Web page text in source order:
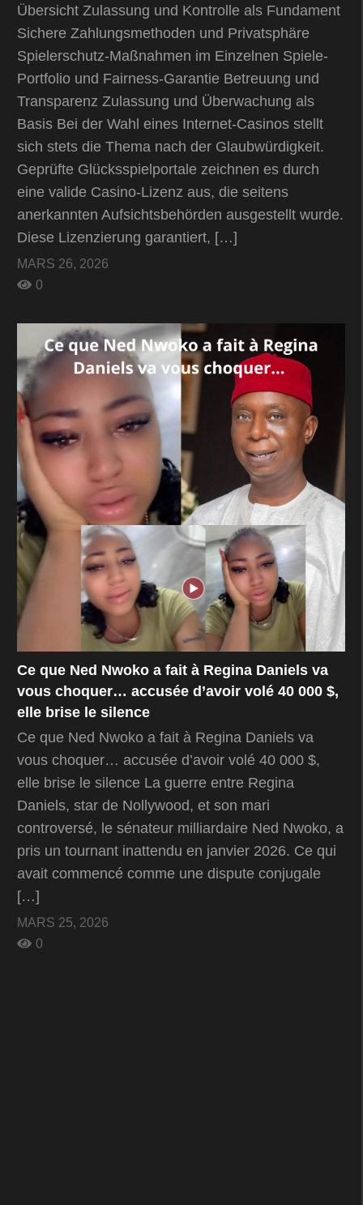
Übersicht Zulassung und Kontrolle als Fundament
Sichere Zahlungsmethoden und Privatsphäre
Spielerschutz-Maßnahmen im Einzelnen Spiele-
Portfolio und Fairness-Garantie Betreuung und
Transparenz Zulassung und Überwachung als
Basis Bei der Wahl eines Internet-Casinos stellt
sich stets die Thema nach der Glaubwürdigkeit.
Geprüfte Glücksspielportale zeichnen es durch
eine valide Casino-Lizenz aus, die seitens
anerkannten Aufsichtsbehörden ausgestellt wurde.
Diese Lizenzierung garantiert, […]
MARS 26, 2026
0
Ce que Ned Nwoko a fait à Regina Daniels va
vous choquer… accusée d’avoir volé 40 000 $,
elle brise le silence
Ce que Ned Nwoko a fait à Regina Daniels va
vous choquer… accusée d’avoir volé 40 000 $,
elle brise le silence La guerre entre Regina
Daniels, star de Nollywood, et son mari
controversé, le sénateur milliardaire Ned Nwoko, a
pris un tournant inattendu en janvier 2026. Ce qui
avait commencé comme une dispute conjugale
[…]
MARS 25, 2026
0